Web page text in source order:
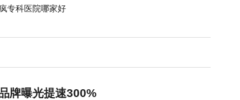
专科医院哪家好
牌曝光提速300%